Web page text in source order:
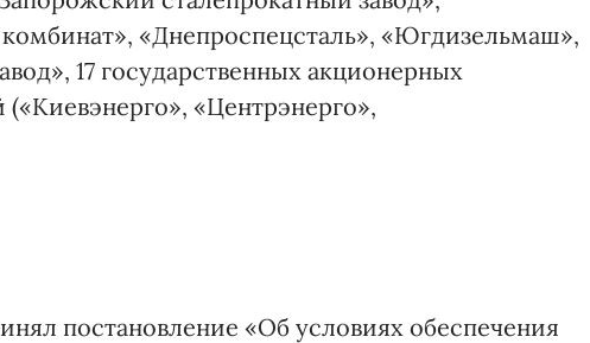
«Днепроспецсталь», «Югдизельмаш»,
17 государственных акционерных
«Центрэнерго»,
постановление «Об условиях обеспечения